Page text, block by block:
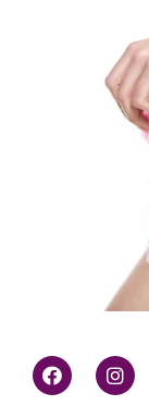
F
a
c
I
n
s